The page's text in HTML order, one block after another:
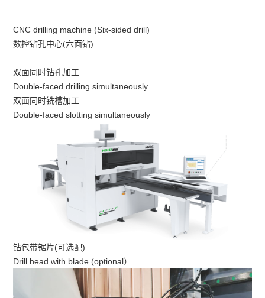
CNC drilling machine (Six-sided drill)
数控钻孔中心(六面钻)
双面同时钻孔加工
Double-faced drilling simultaneously
双面同时铣槽加工
Double-faced slotting simultaneously
钻包带锯片(可选配)
Drill head with blade (optional）